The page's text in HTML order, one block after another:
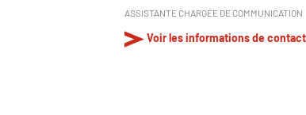
ASSISTANTE CHARGÉE DE COMMUNICATION
Voir les informations de contact